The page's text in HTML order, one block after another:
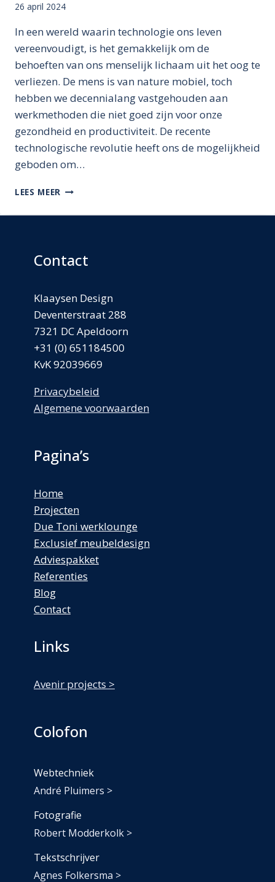
26 april 2024
In een wereld waarin technologie ons leven
vereenvoudigt, is het gemakkelijk om de
behoeften van ons menselijk lichaam uit het oog te
verliezen. De mens is van nature mobiel, toch
hebben we decennialang vastgehouden aan
werkmethoden die niet goed zijn voor onze
gezondheid en productiviteit. De recente
technologische revolutie heeft ons de mogelijkheid
geboden om…
LEES MEER VOORDENKEN
PLAATS
Contact
Klaaysen Design
Deventerstraat 288
7321 DC Apeldoorn
+31 (0) 651184500
KvK 92039669
Privacybeleid
Algemene voorwaarden
Pagina’s
Home
Projecten
Due Toni werklounge
Exclusief meubeldesign
Adviespakket
Referenties
Blog
Contact
Links
Avenir projects >
Colofon
Webtechniek
André Pluimers >
Fotografie
Robert Modderkolk >
Tekstschrijver
Agnes Folkersma >